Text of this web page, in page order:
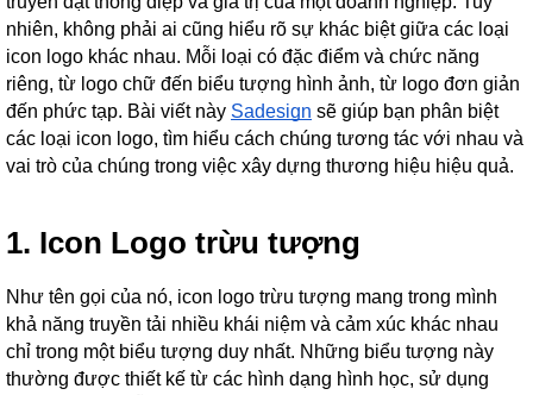
nhiên, không phải ai cũng hiểu rõ sự khác biệt giữa các loại
icon logo khác nhau. Mỗi loại có đặc điểm và chức năng
riêng, từ logo chữ đến biểu tượng hình ảnh, từ logo đơn giản
đến phức tạp. Bài viết này Sadesign sẽ giúp bạn phân biệt
các loại icon logo, tìm hiểu cách chúng tương tác với nhau và
vai trò của chúng trong việc xây dựng thương hiệu hiệu quả.
1. Icon Logo trừu tượng
Như tên gọi của nó, icon logo trừu tượng mang trong mình
khả năng truyền tải nhiều khái niệm và cảm xúc khác nhau
chỉ trong một biểu tượng duy nhất. Những biểu tượng này
thường được thiết kế từ các hình dạng hình học, sử dụng